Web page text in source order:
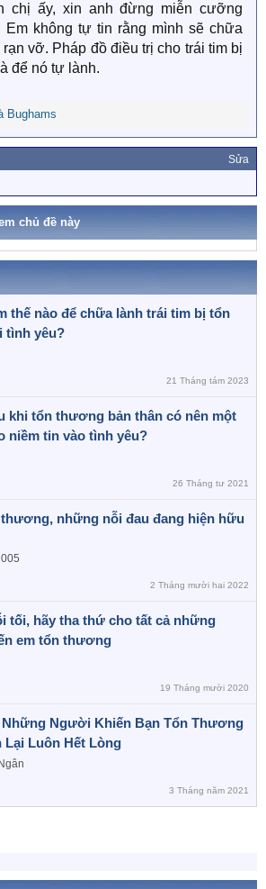
chị ấy, xin anh đừng miễn cưỡng
Em không tự tin rằng mình sẽ chữa
vỡ. Pháp đồ điều trị cho trái tim bị
để nó tự lành.
Bughams
Sửa
chủ đề này
thế nào để chữa lành trái tim bị tổn
yêu?
21 Tháng tám 2023
khi tổn thương bản thân có nên một
niềm tin vào tình yêu?
26 Tháng tư 2021
những nỗi đau đang hiện hữu
2 Tháng mười hai 2022
tối, hãy tha thứ cho tất cả những
em tổn thương
19 Tháng mười 2020
Những Người Khiến Bạn Tổn Thương
Lại Luôn Hết Lòng
3 Tháng năm 2021